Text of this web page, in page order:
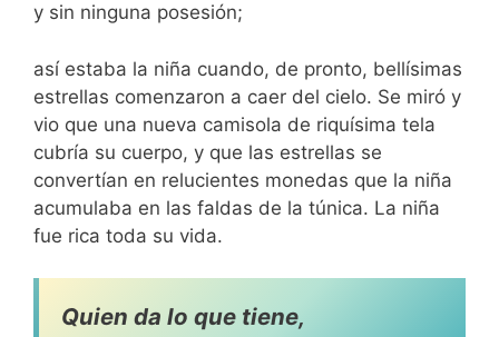
y sin ninguna posesión;
así estaba la niña cuando, de pronto, bellísimas
estrellas comenzaron a caer del cielo. Se miró y
vio que una nueva camisola de riquísima tela
cubría su cuerpo, y que las estrellas se
convertían en relucientes monedas que la niña
acumulaba en las faldas de la túnica. La niña
fue rica toda su vida.
Quien da lo que tiene,